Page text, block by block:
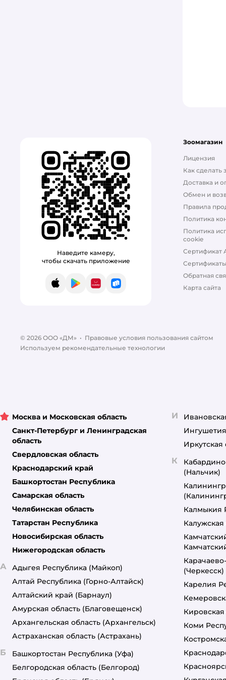
Наведите камеру,
чтобы скачать приложение
App StoreGoogle Play
AppGallery
RuStore
Зоомагазин
Лицензия
Как сделать
Доставка и
Обмен и
Правила
Политика
Политика
cookie
Сертификат
Сертификаты
Обратная
Карта сайта
© 2026 ООО «ДМ» • Правовые условия пользования сайтом
Используем рекомендательные технологии
Москва и Московская область
Санкт-Петербург и Ленинградская
область
Свердловская область
Краснодарский край
Башкортостан Республика
Самарская область
Челябинская область
Татарстан Республика
Новосибирская область
Нижегородская область
А Адыгея Республика (Майкоп)
Алтай Республика (Горно-Алтайск)
Алтайский край (Барнаул)
Амурская область (Благовещенск)
Архангельская область (Архангельск)
Астраханская область (Астрахань)
Б Башкортостан Республика (Уфа)
Белгородская область (Белгород)
И
Иркутская
К
(Нальчик)
Калмыкия
Калужская
(Черкесск)
Карелия
Кировская
Коми